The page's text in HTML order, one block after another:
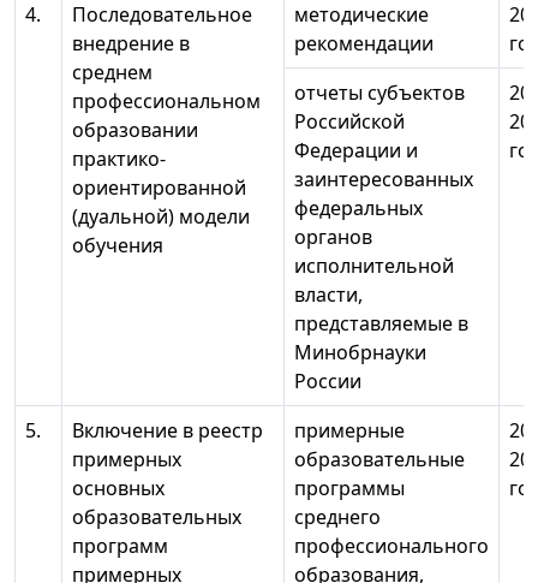
4.
Последовательное
внедрение в
среднем
профессиональном
образовании
практико-
ориентированной
(дуальной) модели
обучения
методические
рекомендации
отчеты субъектов
Российской
Федерации и
заинтересованных
федеральных
органов
исполнительной
власти,
представляемые в
Минобрнауки
России
5.
Включение в реестр
примерных
основных
образовательных
программ
примерных
примерные
образовательные
программы
среднего
профессионального
образования,